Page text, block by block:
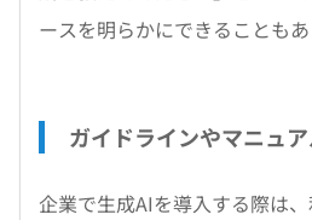
ースを明らかにできることもあ
ガイドラインやマニュ
企業で生成AIを導入する際は、